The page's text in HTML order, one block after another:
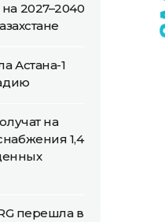
2027–2040
Астана-1
на
1,4
перешла в